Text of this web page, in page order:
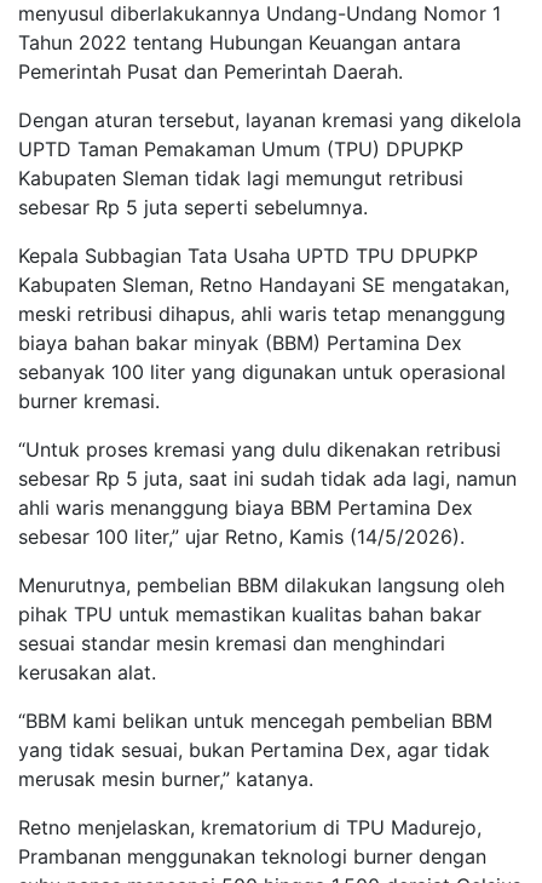
menyusul diberlakukannya Undang-Undang Nomor 1
Tahun 2022 tentang Hubungan Keuangan antara
Pemerintah Pusat dan Pemerintah Daerah.
Dengan aturan tersebut, layanan kremasi yang dikelola
UPTD Taman Pemakaman Umum (TPU) DPUPKP
Kabupaten Sleman tidak lagi memungut retribusi
sebesar Rp 5 juta seperti sebelumnya.
Kepala Subbagian Tata Usaha UPTD TPU DPUPKP
Kabupaten Sleman, Retno Handayani SE mengatakan,
meski retribusi dihapus, ahli waris tetap menanggung
biaya bahan bakar minyak (BBM) Pertamina Dex
sebanyak 100 liter yang digunakan untuk operasional
burner kremasi.
“Untuk proses kremasi yang dulu dikenakan retribusi
sebesar Rp 5 juta, saat ini sudah tidak ada lagi, namun
ahli waris menanggung biaya BBM Pertamina Dex
sebesar 100 liter,” ujar Retno, Kamis (14/5/2026).
Menurutnya, pembelian BBM dilakukan langsung oleh
pihak TPU untuk memastikan kualitas bahan bakar
sesuai standar mesin kremasi dan menghindari
kerusakan alat.
“BBM kami belikan untuk mencegah pembelian BBM
yang tidak sesuai, bukan Pertamina Dex, agar tidak
merusak mesin burner,” katanya.
Retno menjelaskan, krematorium di TPU Madurejo,
Prambanan menggunakan teknologi burner dengan